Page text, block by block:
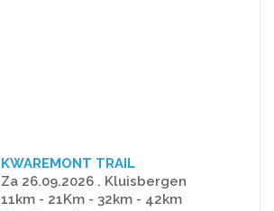
KWAREMONT TRAIL
Za 26.09.2026 . Kluisbergen
11km - 21Km - 32km - 42km